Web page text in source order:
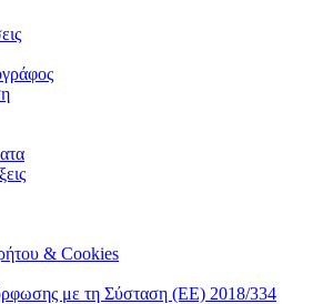
& Cookies
με τη Σύσταση (ΕΕ) 2018/334